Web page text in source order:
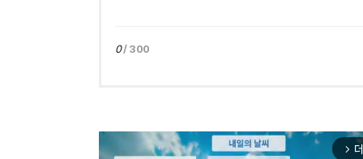
0/ 300
arrow_forward_ios